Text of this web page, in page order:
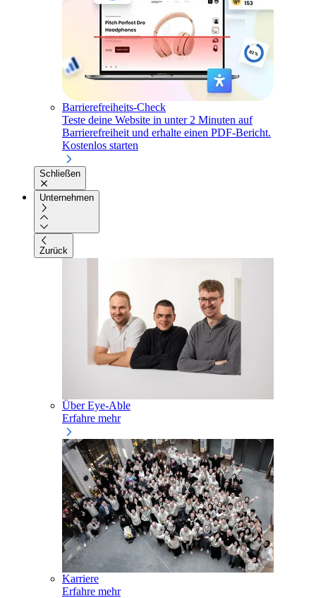
Barrierefreiheits-Check
Teste deine Website in unter 2 Minuten auf
Barrierefreiheit und erhalte einen PDF-Bericht.
Kostenlos starten
Schließen
Unternehmen
Zurück
Über Eye-Able
Erfahre mehr
Karriere
Erfahre mehr